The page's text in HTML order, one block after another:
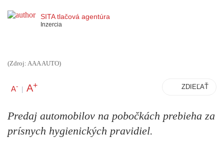
SITA tlačová agentúra
Inzercia
(Zdroj: AAA AUTO)
A- | A+ ZDIEĽAŤ
Predaj automobilov na pobočkách prebieha za
prísnych hygienických pravidiel.